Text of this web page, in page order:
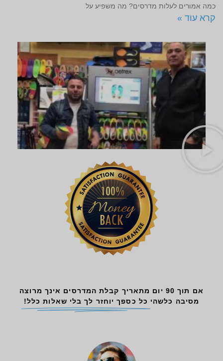
כמה אמורים לעלות מדרסים? מה משפיע על
קרא עוד »
אם תוך 90 יום מתאריך קבלת המדרסים אינך מרוצה
מסיבה כלשהי כל כספך יוחזר לך בלי שאלות כלל!